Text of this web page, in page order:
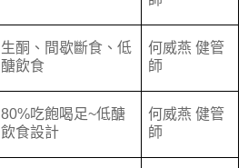
生酮、間歇斷食、低
醣飲食
何威燕 健管
師
80%吃飽喝足~低醣
飲食設計
何威燕 健管
師